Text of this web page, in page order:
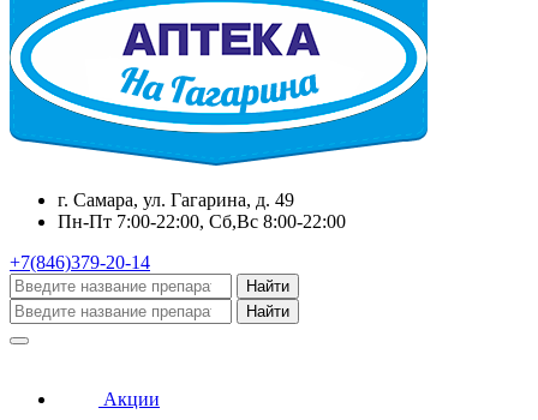
г. Самара, ул. Гагарина, д. 49
Пн-Пт 7:00-22:00, Сб,Вс 8:00-22:00
+7(846)379-20-14
Найти
Найти
Акции